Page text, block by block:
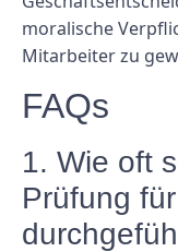
moralische
Mitarbeiter zu
FAQs
1. Wie oft
Prüfung